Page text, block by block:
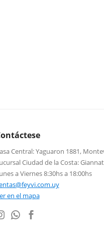
Central: Yaguaron 1881,
Ciudad de la Costa:
a Viernes 8:30hs a 18:00hs
en el mapa